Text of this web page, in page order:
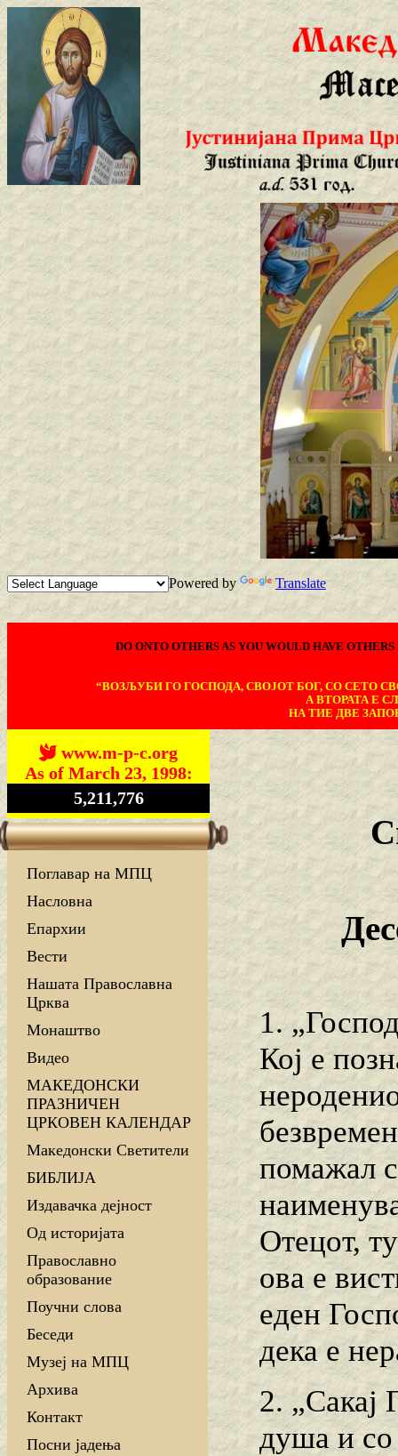
Powered by Translate
DO ONTO OTHERS AS YOU WOULD HAVE
“ВОЗЉУБИ ГО ГОСПОДА, СВОЈОТ БОГ, СО СЕТО
А ВТОРАТА Е
НА ТИЕ ДВЕ
www.m-p-c.org
As of March 23, 1998:
5,211,776
Поглавар на МПЦ
Насловна
Епархии
Вести
Нашата Православна
Црква
Монаштво
Видео
МАКЕДОНСКИ
ПРАЗНИЧЕН
ЦРКОВЕН КАЛЕНДАР
Македонски Светители
БИБЛИЈА
Издавачка дејност
Од историјата
Православно
образование
Поучни слова
Беседи
Музеј на МПЦ
Архива
Контакт
Посни јадења
1.
Кој е
помажал
Отецот,
ова е
еден
дека е
2. „Сакај
душа и со